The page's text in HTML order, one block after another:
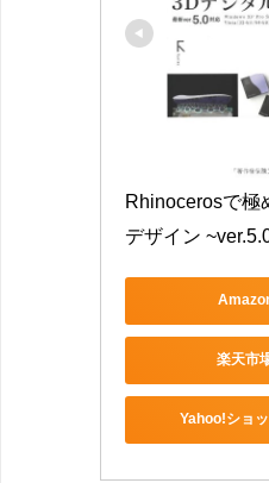
Rhinocerosで極
デザイン
楽天市
Yahoo!ショ